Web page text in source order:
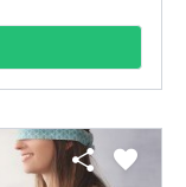
share favorite